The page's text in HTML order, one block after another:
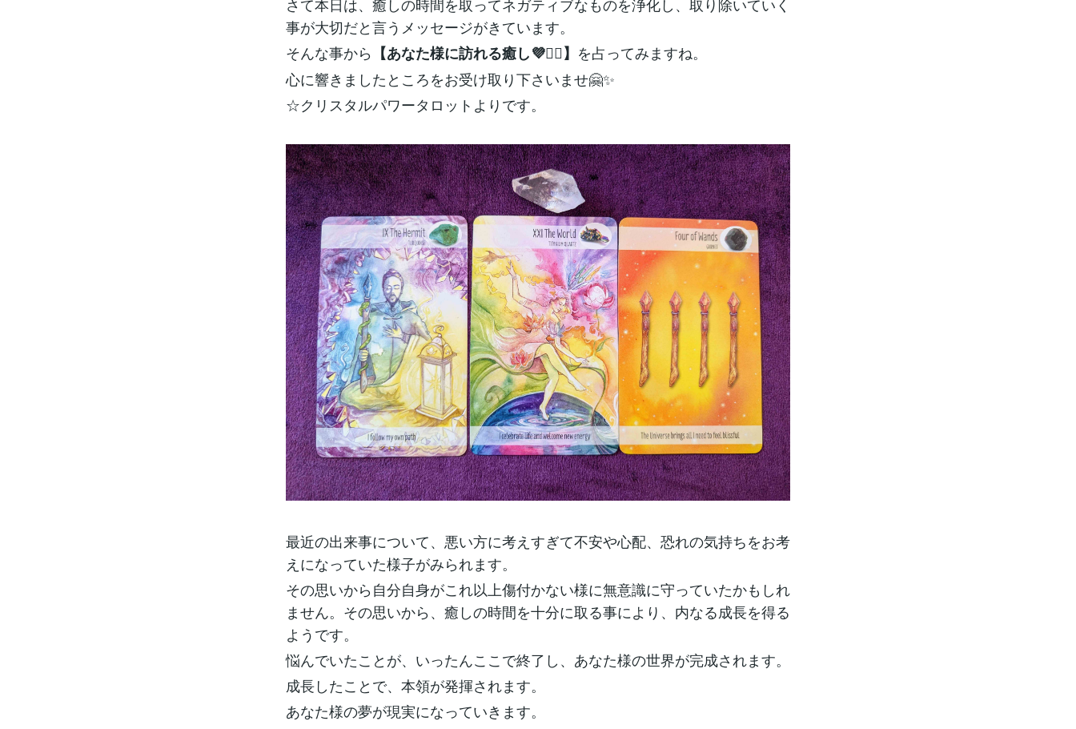
さて本日は、癒しの時間を取ってネガティブなものを浄化し、取り除いていく
事が大切だと言うメッセージがきています。
そんな事から 【あなた様に訪れる癒し💜🧙‍♀️】 を占ってみますね。
心に響きましたところをお受け取り下さいませ🤗✨
☆クリスタルパワータロットよりです。
最近の出来事について、悪い方に考えすぎて不安や心配、恐れの気持ちをお考
えになっていた様子がみられます。
その思いから自分自身がこれ以上傷付かない様に無意識に守っていたかもしれ
ません。その思いから、癒しの時間を十分に取る事により、内なる成長を得る
ようです。
悩んでいたことが、いったんここで終了し、あなた様の世界が完成されます。
成長したことで、本領が発揮されます。
あなた様の夢が現実になっていきます。